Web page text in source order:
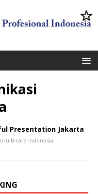
Presentation Jakarta
Bicara Indonesia